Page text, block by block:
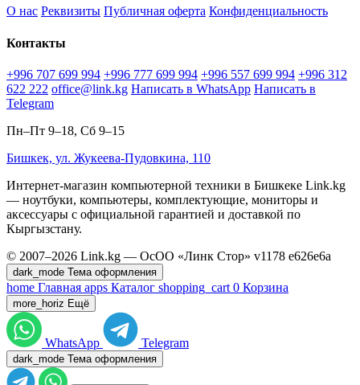
О нас Реквизиты Публичная оферта Конфиденциальность
Контакты
+996 707 699 994 +996 777 699 994 +996 557 699 994 +996 312
622 222 office@link.kg Написать в WhatsApp Написать в
Telegram
Пн–Пт 9–18, Сб 9–15
Бишкек, ул. Жукеева-Пудовкина, 110
Интернет-магазин компьютерной техники в Бишкеке Link.kg
— ноутбуки, компьютеры, комплектующие, мониторы и
аксессуары с официальной гарантией и доставкой по
Кыргызстану.
© 2007–2026 Link.kg — ОсОО «Линк Стор» v1178 e626e6a
dark_mode Тема оформления
home Главная apps Каталог shopping_cart 0 Корзина
more_horiz Ещё
WhatsApp Telegram
dark_mode Тема оформления